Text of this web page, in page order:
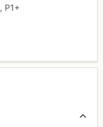
, P1+